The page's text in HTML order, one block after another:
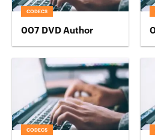
CODECS
007 DVD Author
CODECS